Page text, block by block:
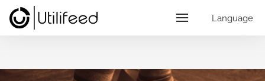
Language